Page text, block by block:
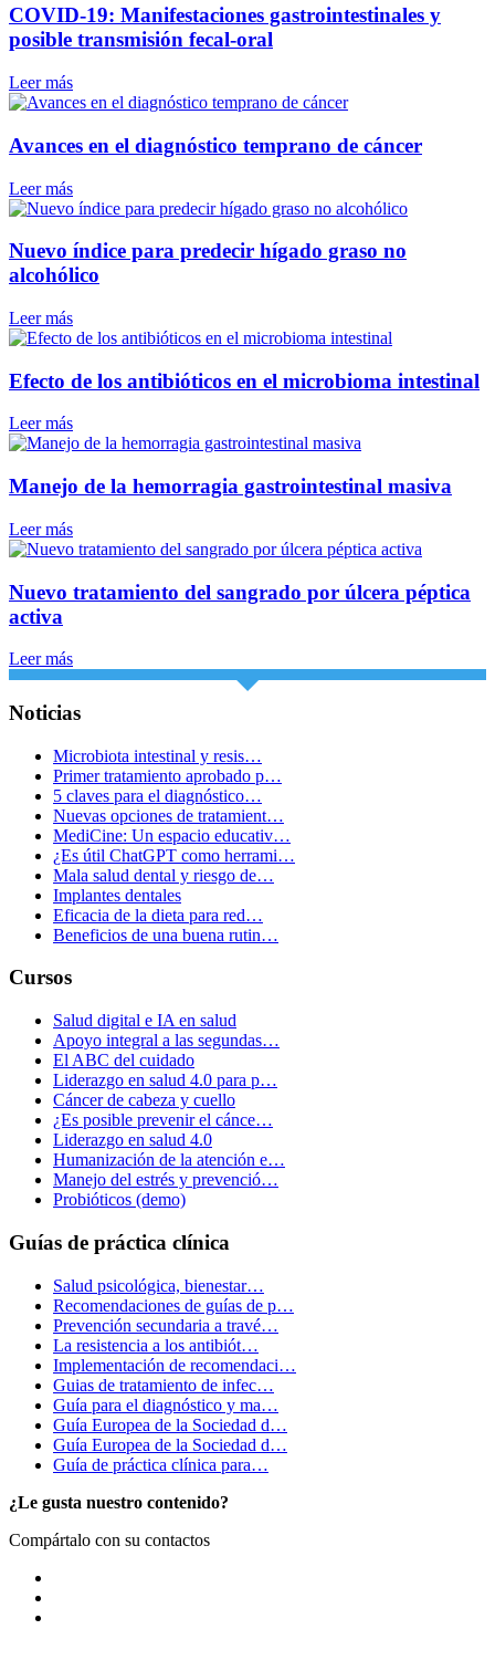
COVID-19: Manifestaciones gastrointestinales y
posible transmisión fecal-oral
Leer más
Avances en el diagnóstico temprano de cáncer
Leer más
Nuevo índice para predecir hígado graso no
alcohólico
Leer más
Efecto de los antibióticos en el microbioma intestinal
Leer más
Manejo de la hemorragia gastrointestinal masiva
Leer más
Nuevo tratamiento del sangrado por úlcera péptica
activa
Leer más
Noticias
Microbiota intestinal y resis…
Primer tratamiento aprobado p…
5 claves para el diagnóstico…
Nuevas opciones de tratamient…
MediCine: Un espacio educativ…
¿Es útil ChatGPT como herrami…
Mala salud dental y riesgo de…
Implantes dentales
Eficacia de la dieta para red…
Beneficios de una buena rutin…
Cursos
Salud digital e IA en salud
Apoyo integral a las segundas…
El ABC del cuidado
Liderazgo en salud 4.0 para p…
Cáncer de cabeza y cuello
¿Es posible prevenir el cánce…
Liderazgo en salud 4.0
Humanización de la atención e…
Manejo del estrés y prevenció…
Probióticos (demo)
Guías de práctica clínica
Salud psicológica, bienestar…
Recomendaciones de guías de p…
Prevención secundaria a travé…
La resistencia a los antibiót…
Implementación de recomendaci…
Guias de tratamiento de infec…
Guía para el diagnóstico y ma…
Guía Europea de la Sociedad d…
Guía Europea de la Sociedad d…
Guía de práctica clínica para…
¿Le gusta nuestro contenido?
Compártalo con su contactos